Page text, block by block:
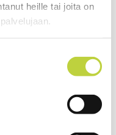
heille tai joita on
siimatrimmeri
ja värinätön käynti
ja vasemmalle